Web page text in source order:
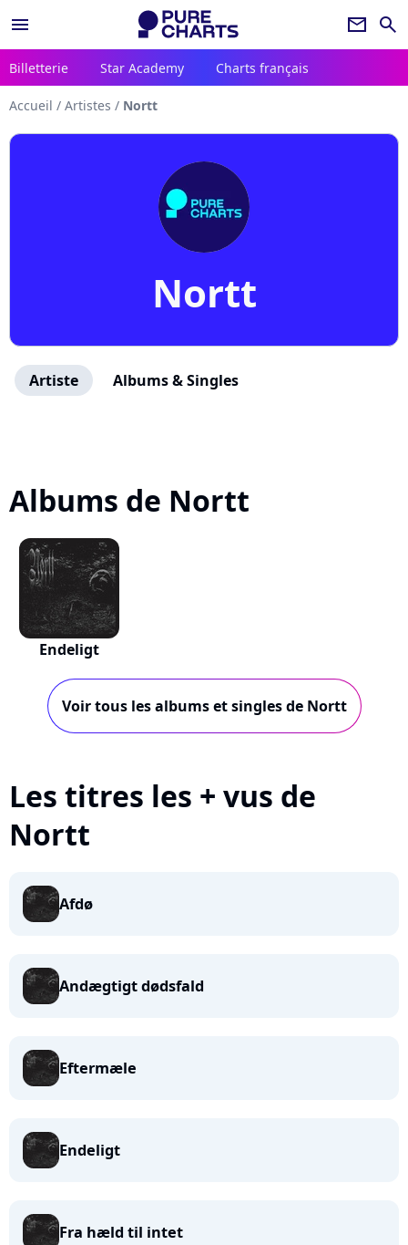
menu newsletter search
Billetterie Star Academy Charts français
Accueil / Artistes / Nortt
Nortt
Artiste Albums & Singles
Albums de Nortt
Endeligt
Voir tous les albums et singles de Nortt
Les titres les + vus de
Nortt
Afdø
Andægtigt dødsfald
Eftermæle
Endeligt
Fra hæld til intet